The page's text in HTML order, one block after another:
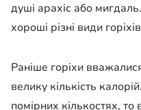
душі арахіс або
хороші різні види
Раніше горіхи
велику кількість
помірних кількостях,